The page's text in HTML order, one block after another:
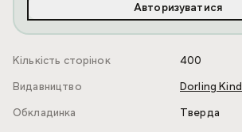
Авторизуватися
Кількість сторінок
400
Видавництво
Dorling
Обкладинка
Тверда